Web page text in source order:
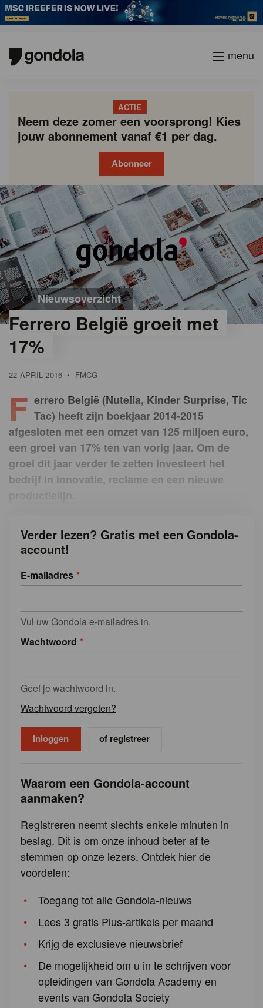
menu
ACTIE
Neem deze zomer een voorsprong! Kies
jouw abonnement vanaf €1 per dag.
Abonneer
Nieuwsoverzicht
Ferrero België groeit met
17%
22 APRIL 2016 • FMCG
F errero België (Nutella, Kinder Surprise, Tic
Tac) heeft zijn boekjaar 2014-2015
afgesloten met een omzet van 125 miljoen euro,
een groei van 17% ten van vorig jaar. Om de
groei dit jaar verder te zetten investeert het
bedrijf in innovatie, reclame en een nieuwe
Verder lezen? Gratis met een Gondola-
account!
E-mailadres
Vul uw Gondola e-mailadres in.
Wachtwoord
Geef je wachtwoord in.
Wachtwoord vergeten?
of registreer
Waarom een Gondola-account
aanmaken?
Registreren neemt slechts enkele minuten in
beslag. Dit is om onze inhoud beter af te
stemmen op onze lezers. Ontdek hier de
voordelen:
Toegang tot alle Gondola-nieuws
Lees 3 gratis Plus-artikels per maand
Krijg de exclusieve nieuwsbrief
De mogelijkheid om u in te schrijven voor
opleidingen van Gondola Academy en
events van Gondola Society
Gondola
academy
Gondola
society